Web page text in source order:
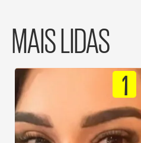
MAIS LIDAS
1